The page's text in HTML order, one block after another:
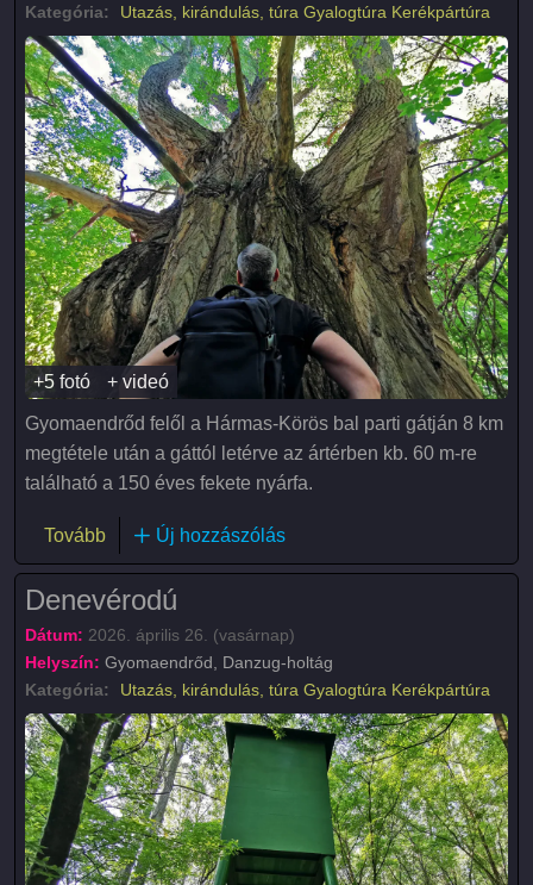
Kategória:
Utazás, kirándulás, túra Gyalogtúra Kerékpártúra
+5 fotó + videó
Gyomaendrőd felől a Hármas-Körös bal parti gátján 8 km
megtétele után a gáttól letérve az ártérben kb. 60 m-re
található a 150 éves fekete nyárfa.
Tovább(A nagy fekete nyárfa)
Új hozzászólás
Denevérodú
Dátum: 2026. április 26. (vasárnap)
Helyszín: Gyomaendrőd, Danzug-holtág
Kategória:
Utazás, kirándulás, túra Gyalogtúra Kerékpártúra